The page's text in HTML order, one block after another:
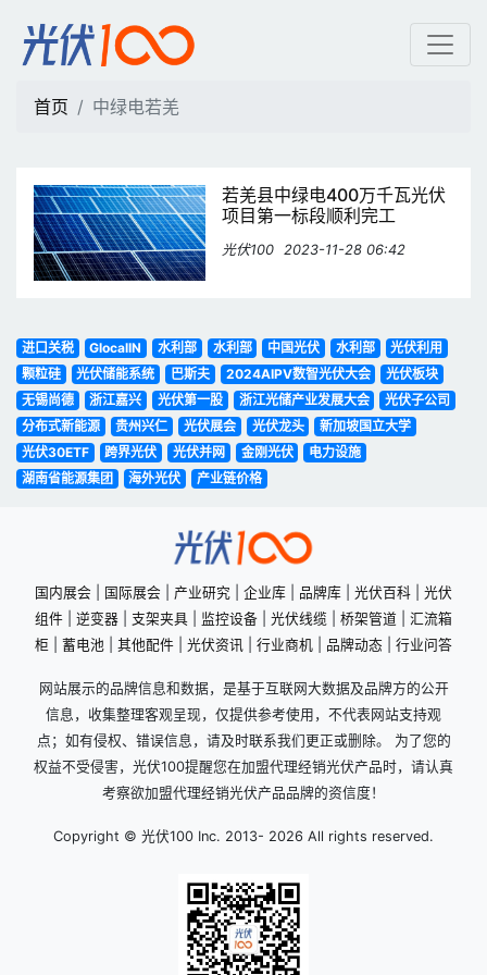
中绿电若羌 | 光伏100
首页 中绿电若羌
若羌县中绿电400万千瓦光伏
项目第一标段顺利完工
光伏100 2023-11-28 06:42
进口关税 GlocalIN 水利部 水利部 中国光伏 水利部
光伏利用
颗粒硅
光伏储能系统 巴斯夫 2024AIPV数智光伏大会
光伏板块
无锡尚德
浙江嘉兴 光伏第一股 浙江光储产业发展大会
光伏子公司
分布式新能源
贵州兴仁 光伏展会 光伏龙头
新加坡国立大学
光伏30ETF
跨界光伏 光伏并网 金刚光伏
电力设施
湖南省能源集团
海外光伏 产业链价格
国内展会 国际展会 产业研究 企业库 品牌库 光伏百科
光伏
组件
逆变器 支架夹具 监控设备 光伏线缆 桥架管道
汇流箱
柜
蓄电池 其他配件 光伏资讯 行业商机 品牌动态 行业问答
网站展示的品牌信息和数据，是基于互联网大数据及品牌方的公开
信息，收集整理客观呈现，仅提供参考使用，不代表网站支持观
点；如有侵权、错误信息，请及时联系我们更正或删除。 为了您的
权益不受侵害，光伏100提醒您在加盟代理经销光伏产品时，请认真
考察欲加盟代理经销光伏产品品牌的资信度！
Copyright © 光伏100 Inc. 2013- 2026 All rights reserved.